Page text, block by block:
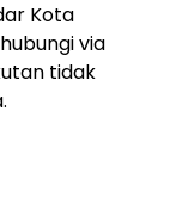
Kota
via
tidak